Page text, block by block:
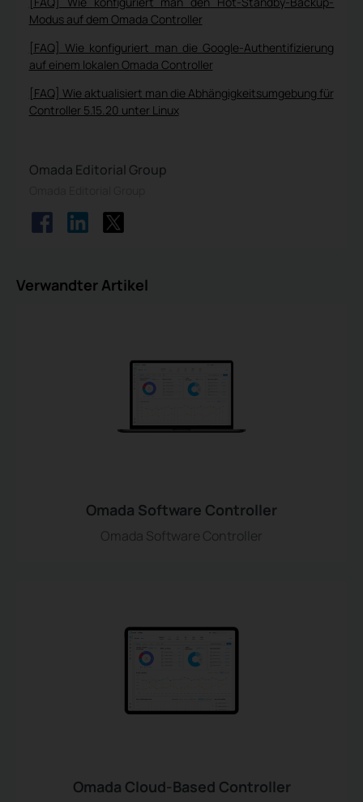
Modus auf dem Omada Controller
[FAQ] Wie konfiguriert man die Google-Authentifizierung
auf einem lokalen Omada Controller
[FAQ] Wie aktualisiert man die Abhängigkeitsumgebung für
Controller 5.15.20 unter Linux
Omada Editorial Group
Verwandter Artikel
Omada Software Controller
Omada Software Controller
Omada Cloud-Based Controller